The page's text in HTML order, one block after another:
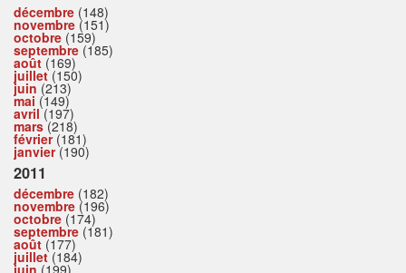
décembre (148)
novembre (151)
octobre (159)
septembre (185)
août (169)
juillet(150)
juin (213)
mai (149)
avril(197)
mars(218)
février(181)
janvier(190)
2011
décembre (182)
novembre (196)
octobre (174)
septembre (181)
août (177)
juillet(184)